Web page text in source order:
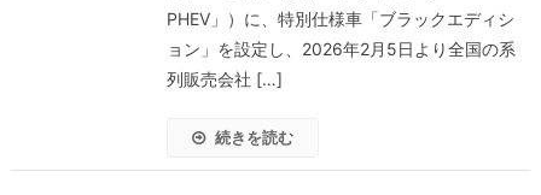
PHEV」）に、特別仕様車「ブラックエディシ
ョン」を設定し、2026年2月5日より全国の系
列販売会社 […]
続きを読む